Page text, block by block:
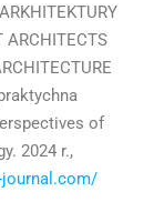
ARCHITECTS
of
2024 r.,